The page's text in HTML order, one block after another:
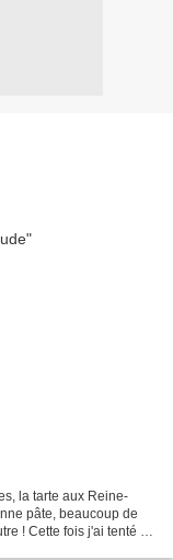
la tarte aux Reine-
pâte, beaucoup de
! Cette fois j'ai tenté la